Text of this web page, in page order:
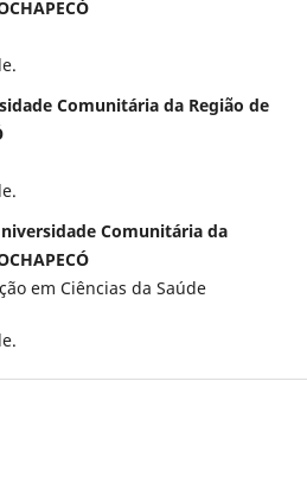
Comunitária da Região de
Comunitária da
em Ciências da Saúde